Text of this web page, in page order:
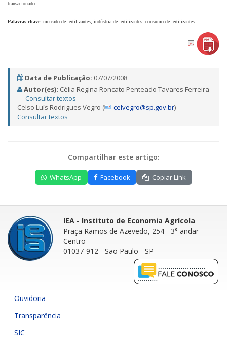
transacionado.
Palavras-chave: mercado de fertilizantes, indústria de fertilizantes, consumo de fertilizantes.
Data de Publicação: 07/07/2008
Autor(es): Célia Regina Roncato Penteado Tavares Ferreira
—Consultar textos
Celso Luís Rodrigues Vegro (
celvegro@sp.gov.br) —
Consultar textos
Compartilhar este artigo:
WhatsApp Facebook Copiar Link
IEA - Instituto de Economia Agrícola
Praça Ramos de Azevedo, 254 - 3° andar -
Centro
01037-912 - São Paulo - SP
Ouvidoria
Transparência
SIC